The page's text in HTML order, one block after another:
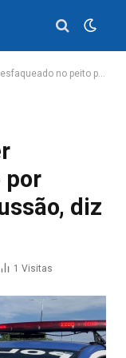
por vizinho durante discussão, diz polícia
por
diz
1 Visitas